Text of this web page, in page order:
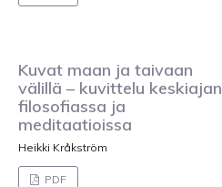
Kuvat maan ja taivaan
välillä – kuvittelu keskiajan
filosofiassa ja
meditaatioissa
Heikki Kråkström
PDF